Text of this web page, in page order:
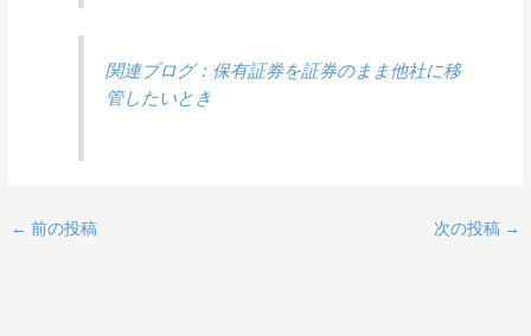
関連ブログ：保有証券を証券のまま他社に移
管したいとき
← 前の投稿 次の投稿 →